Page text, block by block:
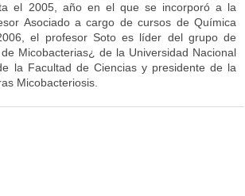
el 2005, año en el que se incorporó a la
Asociado a cargo de cursos de Química
el profesor Soto es líder del grupo de
Micobacterias¿ de la Universidad Nacional
la Facultad de Ciencias y presidente de la
Micobacteriosis.